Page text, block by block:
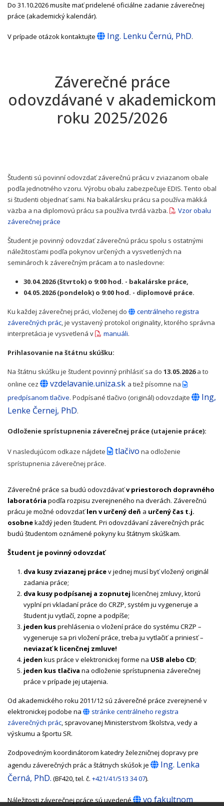
Do 31.10.2026 musíte mať pridelené oficiálne zadanie záverečnej
práce (akademický kalendár).
V prípade otázok kontaktujte Ing. Lenku Černú, PhD.
Záverečné práce
odovzdávané v akademickom
roku 2025/2026
Študenti sú povinní odovzdať záverečnú prácu v zviazanom obale
podľa jednotného vzoru. Výrobu obalu zabezpečuje EDIS. Tento obal
si študenti objednať sami. Na bakalársku prácu sa používa mäkká
väzba a na diplomovú prácu sa používa tvrdá väzba.
Vzor obalu
záverečnej práce
Študent je povinný odovzdať záverečnú prácu spolu s ostatnými
náležitosťami podľa pokynov určených a vysvetlených na
seminároch k záverečným prácam a to nasledovne:
30.04.2026 (štvrtok) o 9:00 hod. - bakalárske práce,
04.05.2026 (pondelok) o 9:00 hod. - diplomové práce.
Ku každej záverečnej práci, vloženej do
centrálneho registra
záverečných prác, je vystavený protokol originality, ktorého správna
interpretácia je vysvetlená v
manuáli.
Prihlasovanie na štátnu skúšku:
Na štátnu skúšku je študent povinný prihlásiť sa do 13.05.2026a to
online cez
vzdelavanie.uniza.sk a tiež písomne na
predpísanom tlačive. Podpísané tlačivo (originál) odovzdajte
Ing,
Lenke Černej, PhD.
Odloženie sprístupnenia záverečnej práce (utajenie práce):
V nasledujúcom odkaze nájdete tlačivo na odloženie
sprístupnenia záverečnej práce.
Záverečné práce sa budú odovzdávaťv priestoroch dopravného
laboratória podľa rozpisu zverejneného na dverách. Záverečnú
prácu je možné odovzdaťlen v určený deň a určený čas t.j.
osobnekaždý jeden študent. Pri odovzdávaní záverečných prác
budú študentom oznámené pokyny ku štátnym skúškam.
Študent je povinný odovzdať
dva kusy zviazanej prácev jednej musí byť vložený originál
zadania práce;
dva kusy podpísanej a zopnutej licenčnej zmluvy, ktorú
vyplní pri vkladaní práce do CRZP, systém ju vygeneruje a
študent ju vytlačí, zopne a podpíše;
jeden kusprehlásenia o vložení práce do systému CRZP –
vygeneruje sa pri vložení práce, treba ju vytlačiť a priniesť –
neviazať k licenčnej zmluve!
jeden kus práce v elektronickej forme na USB alebo CD;
jeden kus tlačiva na odloženie sprístupnenia záverečnej
práce v prípade jej utajenia.
Od akademického roku 2011/12 sú záverečné práce zverejnené v
elektronickej podobe na
stránke centrálneho registra
záverečných prác, spravovanej Ministerstvom školstva, vedy a
výskumu a športu SR.
Zodpovedným koordinátorom katedry železničnej dopravy pre
agendu záverečných prác a štátnych skúšok je
Ing. Lenka
Černá, PhD. (BF420, tel. č. +421/41/513 34 07).
Náležitosti záverečnej práce sú uvedené vo fakultnom